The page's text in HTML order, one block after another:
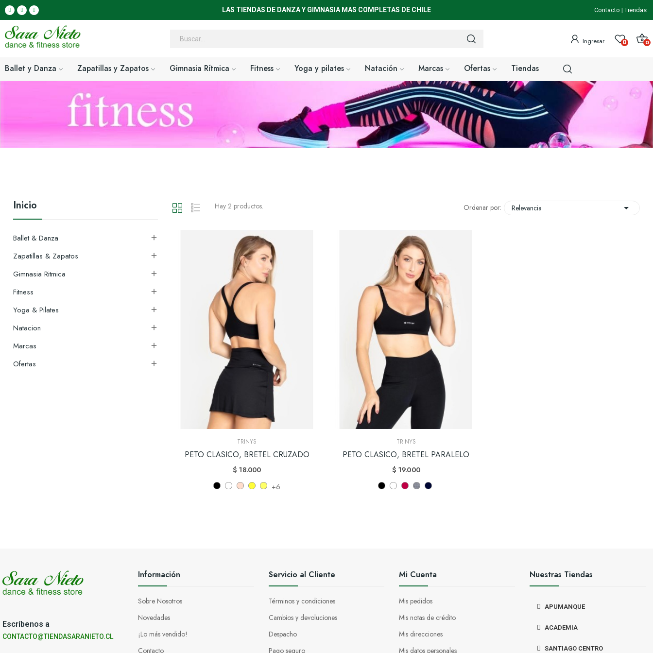
LAS TIENDAS DE DANZA Y GIMNASIA MAS COMPLETAS DE CHILE Contacto |Tiendas
Ingresar 0 0
Ballet y Danza Zapatillas y Zapatos Gimnasia Rítmica Fitness Yoga y pilates Natación Marcas Ofertas Tiendas
Inicio
Ballet & Danza 
Zapatillas & Zapatos 
Gimnasia Ritmica 
Fitness 
Yoga & Pilates 
Natacion 
Marcas 
Ofertas 
Hay 2 productos. Ordenar por: Relevancia 
TRINYS
PETO CLASICO, BRETEL CRUZADO
$ 18.000
+6
TRINYS
PETO CLASICO, BRETEL PARALELO
$ 19.000
Escríbenos a
CONTACTO@TIENDASARANIETO.CL
Información
Sobre Nosotros
Novedades
¡Lo más vendido!
Contacto
Servicio al Cliente
Términos y condiciones
Cambios y devoluciones
Despacho
Pago seguro
Mi Cuenta
Mis pedidos
Mis notas de crédito
Mis direcciones
Mis datos personales
Nuestras Tiendas
APUMANQUE
ACADEMIA
SANTIAGO CENTRO